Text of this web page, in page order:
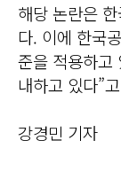
해당 논란은
다. 이에 한국
준을 적용하고
내하고 있다”
강경민 기자